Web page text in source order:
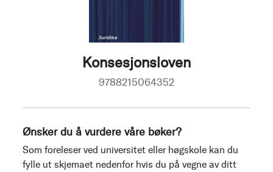
Konsesjonsloven
9788215064352
Ønsker du å vurdere våre bøker?
Som foreleser ved universitet eller høgskole kan du
fylle ut skjemaet nedenfor hvis du på vegne av ditt